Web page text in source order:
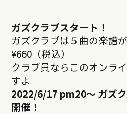
ガズクラブスタート！
ガズクラブは５曲の楽譜
¥660（税込）
クラブ員ならこのオンラ
すよ
2022/6/17 pm20～ ガズ
開催！